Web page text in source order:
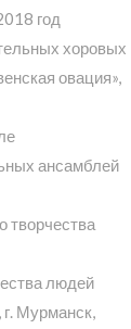
год
хоровых
овация»,
ансамблей
творчества
людей
Мурманск,